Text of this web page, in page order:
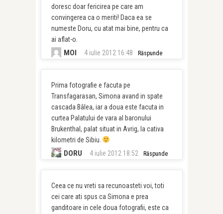
doresc doar fericirea pe care am
convingerea ca o meriti! Daca ea se
numeste Doru, cu atat mai bine, pentru ca
ai aflat-o.
MOI 4 iulie 2012 16:48 Răspunde
Prima fotografie e facuta pe
Transfagarasan, Simona avand in spate
cascada Bâlea, iar a doua este facuta in
curtea Palatului de vara al baronului
Brukenthal, palat situat in Avrig, la cativa
kilometri de Sibiu.
DORU 4 iulie 2012 18:52 Răspunde
Ceea ce nu vreti sa recunoasteti voi, toti
cei care ati spus ca Simona e prea
ganditoare in cele doua fotografii, este ca